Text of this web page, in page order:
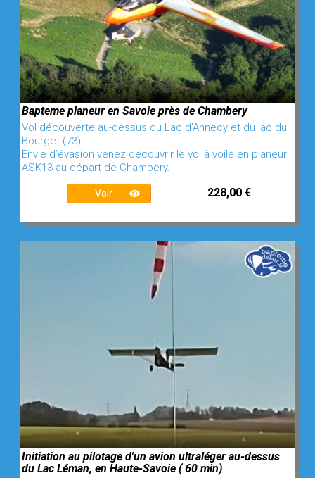
Bapteme planeur en Savoie près de Chambery
Vol découverte au-dessus du Lac d'Annecy et du lac du
Bourget (73)
Envie d’évasion venez découvrir le vol à voile en planeur
ASK13 au départ de Chambery.
Voir 228,00 €
Initiation au pilotage d'un avion ultraléger au-dessus
du Lac Léman, en Haute-Savoie ( 60 min)